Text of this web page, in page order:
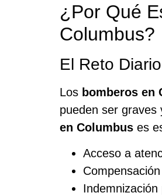
¿Por Qué
Columbus?
El Reto
Los bomberos en
pueden ser graves
en Columbus es
Acceso a